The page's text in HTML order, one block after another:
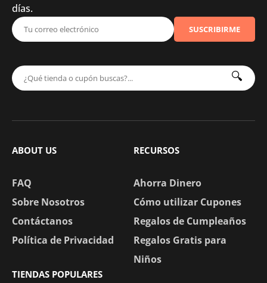
días.
SUSCRIBIRME
🔍
ABOUT US
FAQ
Sobre Nosotros
Contáctanos
Política de Privacidad
RECURSOS
Ahorra Dinero
Cómo utilizar Cupones
Regalos de Cumpleaños
Regalos Gratis para
Niños
TIENDAS POPULARES